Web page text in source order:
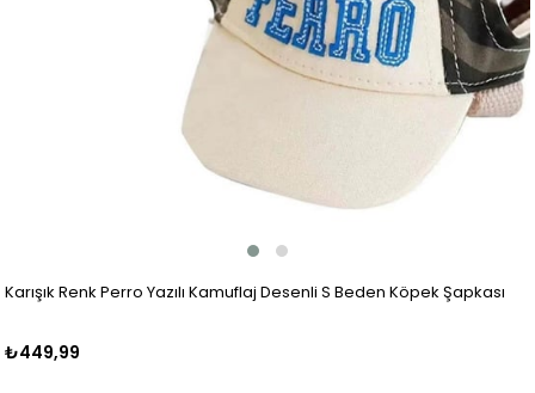
Karışık Renk Perro Yazılı Kamuflaj Desenli S Beden Köpek Şapkası
₺449,99